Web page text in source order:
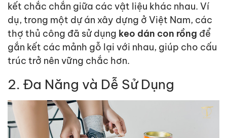
kết chắc chắn giữa các vật liệu khác nhau. Ví
dụ, trong một dự án xây dựng ở Việt Nam, các
thợ thủ công đã sử dụng keo dán con rồng để
gắn kết các mảnh gỗ lại với nhau, giúp cho cấu
trúc trở nên vững chắc hơn.
2. Đa Năng và Dễ Sử Dụng